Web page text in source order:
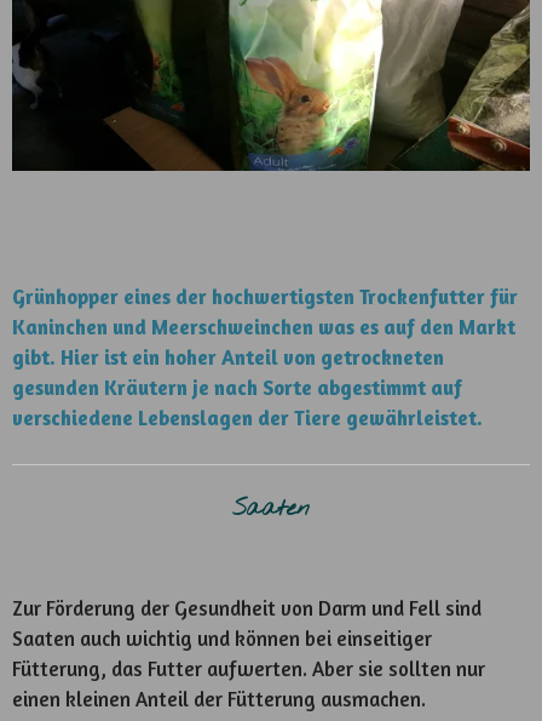
Grünhopper eines der hochwertigsten Trockenfutter für
Kaninchen und Meerschweinchen was es auf den Markt
gibt. Hier ist ein hoher Anteil von getrockneten
gesunden Kräutern je nach Sorte abgestimmt auf
verschiedene Lebenslagen der Tiere gewährleistet.
Saaten
Zur Förderung der Gesundheit von Darm und Fell sind
Saaten auch wichtig und können bei einseitiger
Fütterung, das Futter aufwerten. Aber sie sollten nur
einen kleinen Anteil der Fütterung ausmachen.